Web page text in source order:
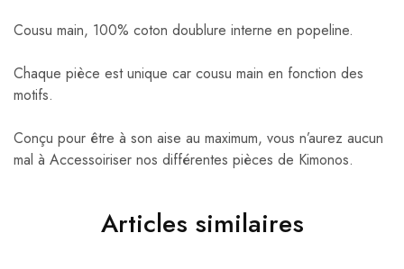
Cousu main, 100% coton doublure interne en popeline.
Chaque pièce est unique car cousu main en fonction des
motifs.
Conçu pour être à son aise au maximum, vous n’aurez aucun
mal à Accessoiriser nos différentes pièces de Kimonos.
Articles similaires